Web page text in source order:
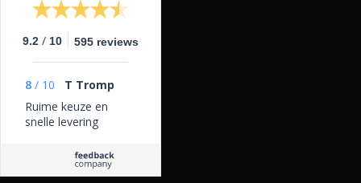
9.2 / 10 595 reviews
8 / 10
T Tromp
Ruime keuze en
snelle levering